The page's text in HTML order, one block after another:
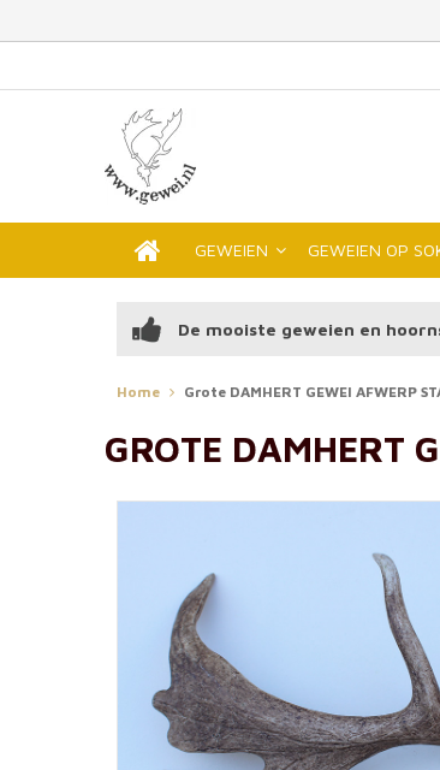
GEWEIEN GEWEIEN OP
De mooiste geweien en
Home Grote DAMHERT GEWEI AFWERP
GROTE DAMHERT